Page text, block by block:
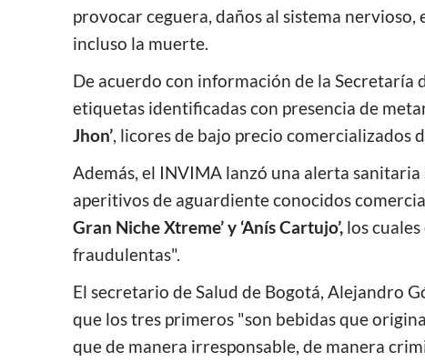
provocar ceguera, daños al sistema
incluso la muerte.
De acuerdo con información de la Secretaría
etiquetas identificadas con presencia de
Jhon’, licores de bajo precio comercializados
Además, el INVIMA lanzó una alerta
aperitivos de aguardiente conocidos
Gran Niche Xtreme’ y ‘Anís Cartujo’, los
fraudulentas".
El secretario de Salud de Bogotá, Alejandro
que los tres primeros "son bebidas que
que de manera irresponsable, de manera